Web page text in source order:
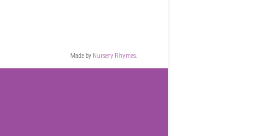
Made by Nursery Rhymes.